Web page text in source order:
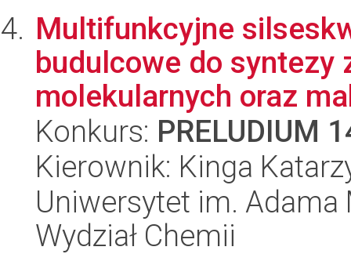
Multifunkcyjne
budulcowe do syntezy
molekularnych oraz
Konkurs: PRELUDIUM
Kierownik: Kinga
Uniwersytet im.
Wydział Chemii